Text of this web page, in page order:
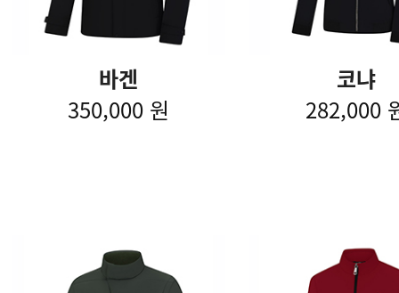
바겐
350,000 원
코냐
282,000